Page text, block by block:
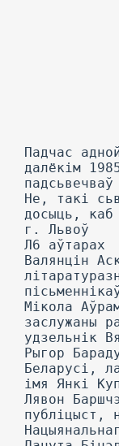
Падчас
далёкім
He, такі
досыць, каб
г. Львоў
Л6 аўтарах
Валянцін
Мікола
заслужаны
удзельнік
Рыгор
Беларусі,
імя Янкі
Лявон
публіцыст,